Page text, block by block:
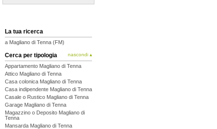
La tua ricerca
a Magliano di Tenna (FM)
Cerca per tipologia nascondi ▴
Appartamento Magliano di Tenna
Attico Magliano di Tenna
Casa colonica Magliano di Tenna
Casa indipendente Magliano di Tenna
Casale o Rustico Magliano di Tenna
Garage Magliano di Tenna
Magazzino o Deposito Magliano di
Tenna
Mansarda Magliano di Tenna